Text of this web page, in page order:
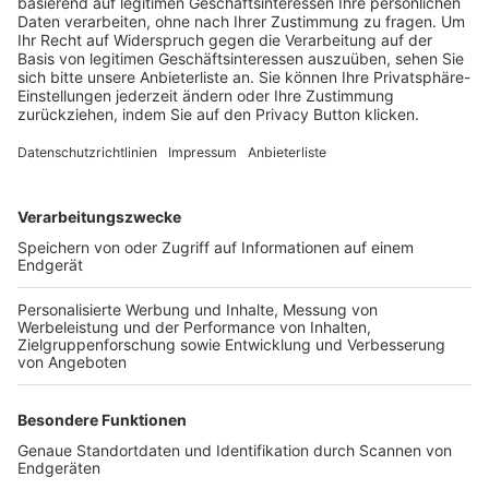
Trainerbörse
Login SpielPlus
FOLGE DEM BFV
TOP-VEREINE
TOP-PARTNER